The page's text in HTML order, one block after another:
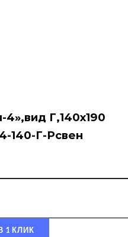
4»,вид Г,140х190
140-Г-Рсвен
1 КЛИК